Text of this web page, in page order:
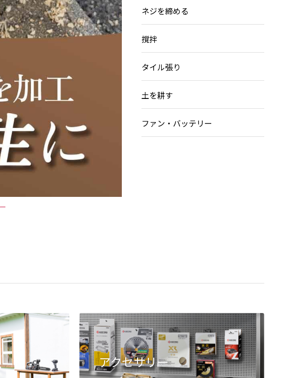
ネジを締める
撹拌
タイル張り
土を耕す
ファン・バッテリー
アクセサリー